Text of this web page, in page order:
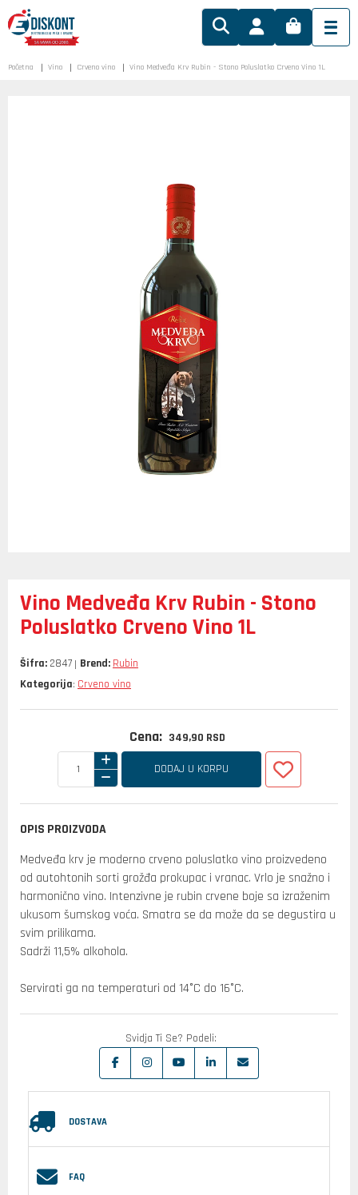
Početna Vino Crveno vino Vino Medveđa Krv Rubin - Stono Poluslatko Crveno Vino 1L
Vino Medveđa Krv Rubin - Stono
Poluslatko Crveno Vino 1L
Šifra: 2847 Brend: Rubin
Kategorija: Crveno vino
Cena: 349,90 RSD
DODAJ U KORPU
OPIS PROIZVODA
Medveđa krv je moderno crveno poluslatko vino proizvedeno
od autohtonih sorti grožđa prokupac i vranac. Vrlo je snažno i
harmonično vino. Intenzivne je rubin crvene boje sa izraženim
ukusom šumskog voća. Smatra se da može da se degustira u
svim prilikama.
Sadrži 11,5% alkohola.
Servirati ga na temperaturi od 14°C do 16°C.
Svidja Ti Se? Podeli:
DOSTAVA
FAQ